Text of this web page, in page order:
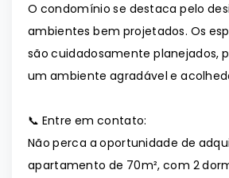
O condomínio se destaca pelo
ambientes bem projetados. Os
são cuidadosamente planejados,
um ambiente agradável e
📞 Entre em contato:
Não perca a oportunidade de
apartamento de 70m², com 2